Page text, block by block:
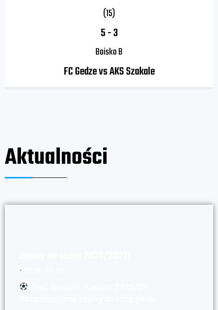
(15)
5-3
Boisko B
FC Gedze vs AKS Szakale
Aktualności
⋅